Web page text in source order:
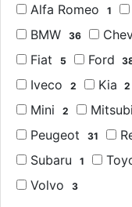
Alfa Romeo
1
BMW 36
Fiat 5 Ford
Iveco 2 Kia 2
Mini 2
Peugeot 31
Subaru 1
Volvo 3